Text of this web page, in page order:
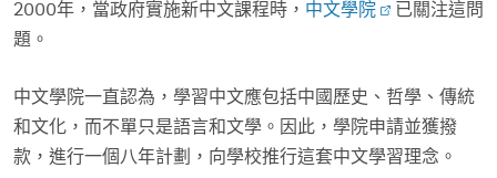
2000年，當政府實施新中文課程時， 中文學院
已關注這問
題。
中文學院一直認為，學習中文應包括中國歷史、哲學、傳統
和文化，而不單只是語言和文學。因此，學院申請並獲撥
款，進行一個八年計劃，向學校推行這套中文學習理念。